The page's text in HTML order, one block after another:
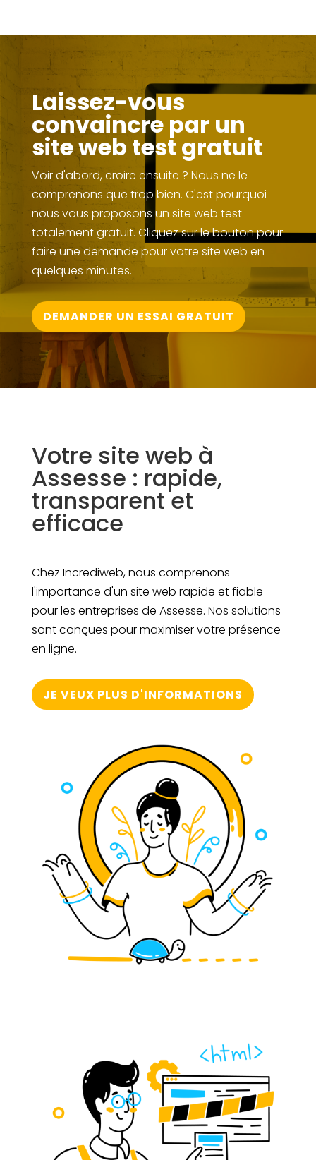
Laissez-vous
convaincre par un
site web test gratuit
Voir d'abord, croire ensuite ? Nous ne le
comprenons que trop bien. C'est pourquoi
nous vous proposons un site web test
totalement gratuit. Cliquez sur le bouton pour
faire une demande pour votre site web en
quelques minutes.
DEMANDER UN ESSAI GRATUIT
Votre site web à
Assesse : rapide,
transparent et
efficace
Chez Incrediweb, nous comprenons
l'importance d'un site web rapide et fiable
pour les entreprises de Assesse. Nos solutions
sont conçues pour maximiser votre présence
en ligne.
JE VEUX PLUS D'INFORMATIONS